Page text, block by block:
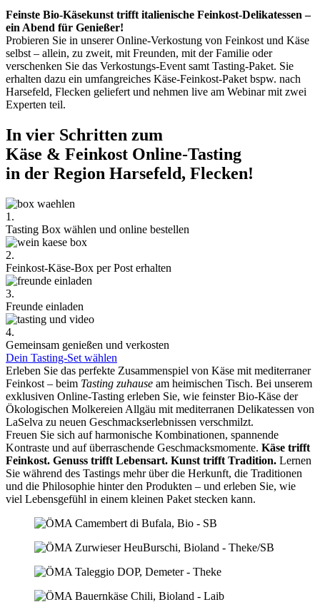
Feinste Bio-Käsekunst trifft italienische Feinkost-Delikatessen –
ein Abend für Genießer!
Probieren Sie in unserer Online-Verkostung von Feinkost und Käse
selbst – allein, zu zweit, mit Freunden, mit der Familie oder
verschenken Sie das Verkostungs-Event samt Tasting-Paket. Sie
erhalten dazu ein umfangreiches Käse-Feinkost-Paket bspw. nach
Harsefeld, Flecken geliefert und nehmen live am Webinar mit zwei
Experten teil.
In vier Schritten zum
Käse & Feinkost Online-Tasting
in der Region Harsefeld, Flecken!
1.
Tasting Box wählen und online bestellen
2.
Feinkost-Käse-Box per Post erhalten
3.
Freunde einladen
4.
Gemeinsam genießen und verkosten
Dein Tasting-Set wählen
Erleben Sie das perfekte Zusammenspiel von Käse mit mediterraner
Feinkost – beim Tasting zuhause am heimischen Tisch. Bei unserem
exklusiven Online-Tasting erleben Sie, wie feinster Bio-Käse der
Ökologischen Molkereien Allgäu mit mediterranen Delikatessen von
LaSelva zu neuen Geschmackserlebnissen verschmilzt.
Freuen Sie sich auf harmonische Kombinationen, spannende
Kontraste und auf überraschende Geschmacksmomente. Käse trifft
Feinkost. Genuss trifft Lebensart. Kunst trifft Tradition. Lernen
Sie während des Tastings mehr über die Herkunft, die Traditionen
und die Philosophie hinter den Produkten – und erleben Sie, wie
viel Lebensgefühl in einem kleinen Paket stecken kann.